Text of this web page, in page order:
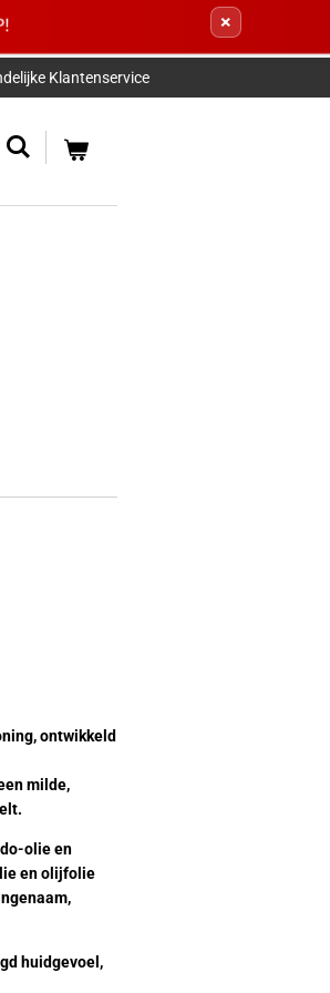
×
Klantenservice
ontwikkeld
milde,
olie en
en olijfolie
huidgevoel,